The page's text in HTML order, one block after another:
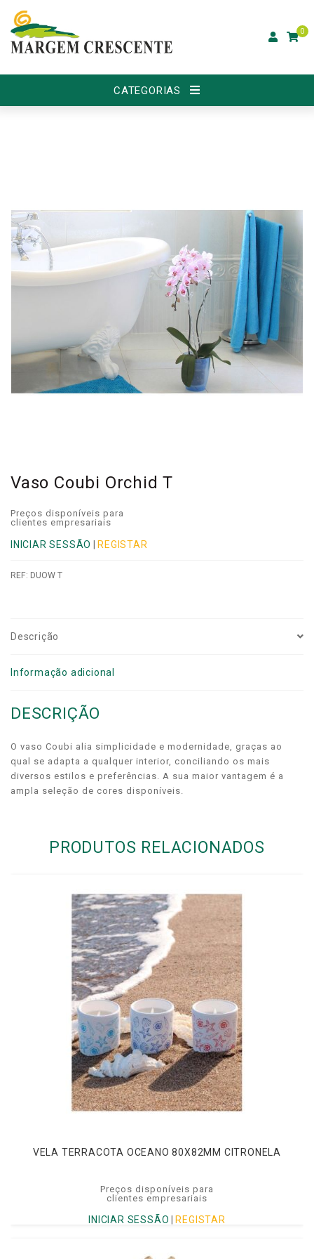
0
CATEGORIAS
Vaso Coubi Orchid T
Preços disponíveis para
clientes empresariais
INICIAR SESSÃO REGISTAR
REF: DUOW T
Descrição
Informação adicional
DESCRIÇÃO
O vaso Coubi alia simplicidade e modernidade, graças ao
qual se adapta a qualquer interior, conciliando os mais
diversos estilos e preferências. A sua maior vantagem é a
ampla seleção de cores disponíveis.
PRODUTOS RELACIONADOS
VELA TERRACOTA OCEANO 80X82MM CITRONELA
Preços disponíveis para
clientes empresariais
INICIAR SESSÃO REGISTAR